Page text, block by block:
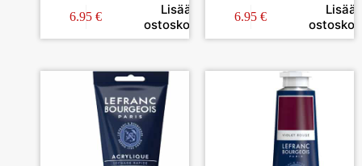
6.95 €
Lisää
ostoskoriin
6.95 €
Lisää